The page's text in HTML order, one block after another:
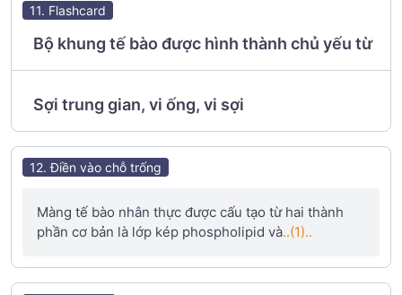
11. Flashcard
Bộ khung tế bào được hình thành chủ yếu từ
Sợi trung gian, vi ống, vi sợi
12. Điền vào chỗ trống
Màng tế bào nhân thực được cấu tạo từ hai thành
phần cơ bản là lớp kép phospholipid và..(1)..